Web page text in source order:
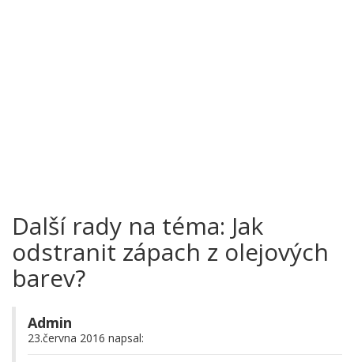
Další rady na téma: Jak
odstranit zápach z olejových
barev?
Admin
23.června 2016 napsal: